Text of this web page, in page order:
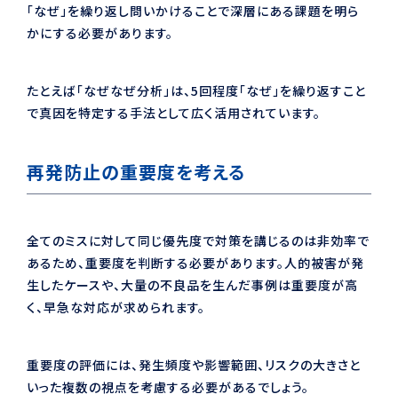
「なぜ」を繰り返し問いかけることで深層にある課題を明ら
かにする必要があります。
たとえば「なぜなぜ分析」は、5回程度「なぜ」を繰り返すこと
で真因を特定する手法として広く活用されています。
再発防止の重要度を考える
全てのミスに対して同じ優先度で対策を講じるのは非効率で
あるため、重要度を判断する必要があります。人的被害が発
生したケースや、大量の不良品を生んだ事例は重要度が高
く、早急な対応が求められます。
重要度の評価には、発生頻度や影響範囲、リスクの大きさと
いった複数の視点を考慮する必要があるでしょう。